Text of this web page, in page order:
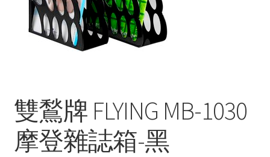
防詐騙聲明
雙鶖牌 FLYING MB-1030
摩登雜誌箱-黑